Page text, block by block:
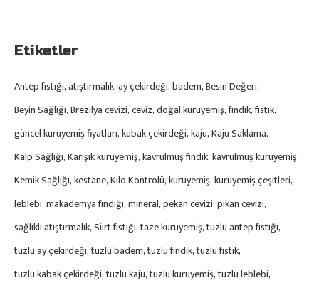
Etiketler
Antep fıstığı atıştırmalık ay çekirdeği badem Besin Değeri
Beyin Sağlığı Brezilya cevizi ceviz doğal kuruyemiş fındık fıstık
güncel kuruyemiş fiyatları kabak çekirdeği kaju Kaju Saklama
Kalp Sağlığı Karışık kuruyemiş kavrulmuş fındık kavrulmuş kuruyemiş
Kemik Sağlığı kestane Kilo Kontrolü kuruyemiş kuruyemiş çeşitleri
leblebi makademya fındığı mineral pekan cevizi pikan cevizi
sağlıklı atıştırmalık Siirt fıstığı taze kuruyemiş tuzlu antep fıstığı
tuzlu ay çekirdeği tuzlu badem tuzlu fındık tuzlu fıstık
tuzlu kabak çekirdeği tuzlu kaju tuzlu kuruyemiş tuzlu leblebi